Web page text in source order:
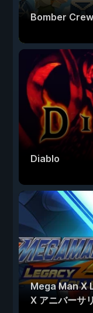
Bomber Crew
Diablo
Mega Man X
X アニバーサ